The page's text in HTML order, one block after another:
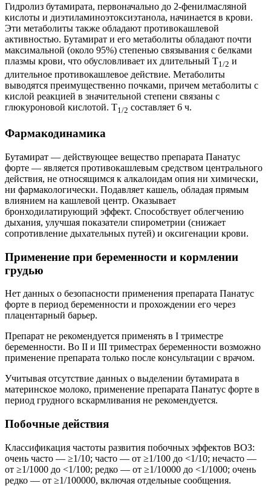
Гидролиз бутамирата, первоначально до 2-фенилмасляной
кислоты и диэтиламиноэтоксиэтанола, начинается в крови.
Эти метаболиты также обладают противокашлевой
активностью. Бутамират и его метаболиты обладают почти
максимальной (около 95%) степенью связывания с белками
плазмы крови, что обусловливает их длительный T1/2 и
длительное противокашлевое действие. Метаболиты
выводятся преимущественно почками, причем метаболиты с
кислой реакцией в значительной степени связаны с
глюкуроновой кислотой. T1/2 составляет 6 ч.
Фармакодинамика
Бутамират — действующее вещество препарата Панатус
форте — является противокашлевым средством центрального
действия, не относящимся к алкалоидам опия ни химически,
ни фармакологически. Подавляет кашель, обладая прямым
влиянием на кашлевой центр. Оказывает
бронходилатирующий эффект. Способствует облегчению
дыхания, улучшая показатели спирометрии (снижает
сопротивление дыхательных путей) и оксигенации крови.
Применение при беременности и кормлении
грудью
Нет данных о безопасности применения препарата Панатус
форте в период беременности и прохождении его через
плацентарный барьер.
Препарат не рекомендуется применять в I триместре
беременности. Во II и III триместрах беременности возможно
применение препарата только после консультации с врачом.
Учитывая отсутствие данных о выделении бутамирата в
материнское молоко, применение препарата Панатус форте в
период грудного вскармливания не рекомендуется.
Побочные действия
Классификация частоты развития побочных эффектов ВОЗ:
очень часто — ≥1/10; часто — от ≥1/100 до <1/10; нечасто —
от ≥1/1000 до <1/100; редко — от ≥1/10000 до <1/1000; очень
редко — от ≥1/100000, включая отдельные сообщения.